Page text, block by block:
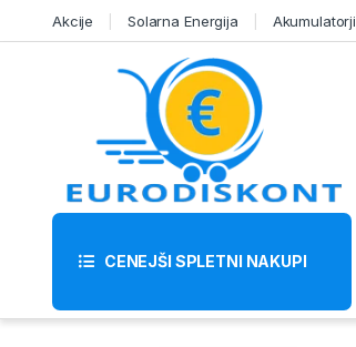
Skip to navigation
Akcije Solarna Energija Akumulatorji
CENEJŠI SPLETNI NAKUPI